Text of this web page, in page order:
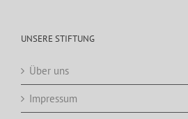
UNSERE STIFTUNG
Über uns
Impressum